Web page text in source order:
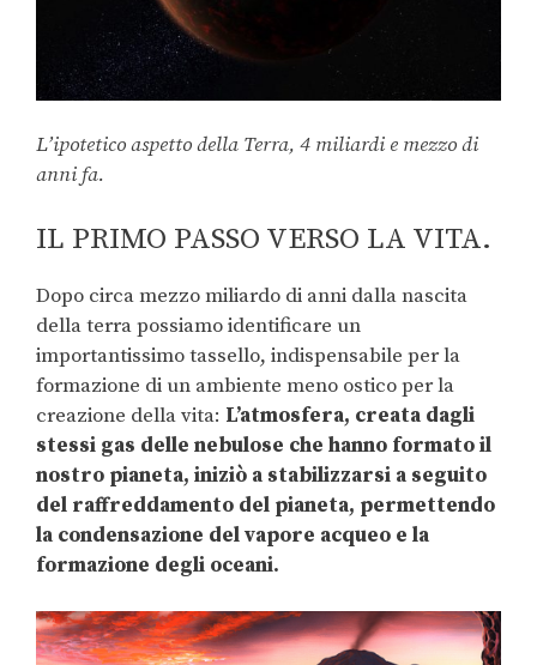
L’ipotetico aspetto della Terra, 4 miliardi e mezzo di
anni fa.
IL PRIMO PASSO VERSO LA VITA.
Dopo circa mezzo miliardo di anni dalla nascita
della terra possiamo identificare un
importantissimo tassello, indispensabile per la
formazione di un ambiente meno ostico per la
creazione della vita: L’atmosfera, creata dagli
stessi gas delle nebulose che hanno formato il
nostro pianeta, iniziò a stabilizzarsi a seguito
del raffreddamento del pianeta, permettendo
la condensazione del vapore acqueo e la
formazione degli oceani.